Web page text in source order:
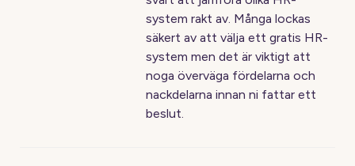
system rakt av. Många lockas
säkert av att välja ett gratis HR-
system men det är viktigt att
noga överväga fördelarna och
nackdelarna innan ni fattar ett
beslut.